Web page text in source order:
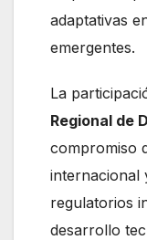
adaptativas
emergentes.
La
Regional de
compromiso
internacional
regulatorios
desarrollo